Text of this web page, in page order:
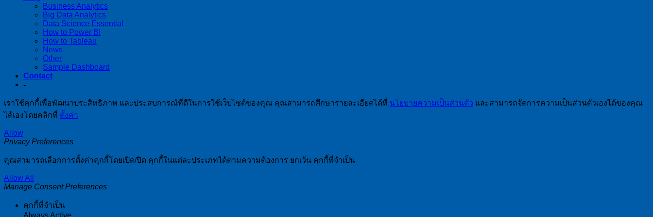
Business Analytics
Big Data Analytics
Data Science Essential
How to Power BI
How to Tableau
News
Other
Sample Dashboard
Contact
-
เราใช้คุกกี้เพื่อพัฒนาประสิทธิภาพ และประสบการณ์ที่ดีในการใช้เว็บไซต์ของคุณ คุณสามารถศึกษารายละเอียดได้ที่ นโยบายความเป็นส่วนตัว และสามารถจัดการความเป็นส่วนตัวเองได้ของคุณ
ได้เองโดยคลิกที่ ตั้งค่า
Allow
Privacy Preferences
คุณสามารถเลือกการตั้งค่าคุกกี้โดยเปิด/ปิด คุกกี้ในแต่ละประเภทได้ตามความต้องการ ยกเว้น คุกกี้ที่จำเป็น
Allow All
Manage Consent Preferences
คุกกี้ที่จำเป็น
Always Active